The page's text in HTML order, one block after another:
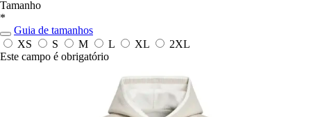
Tamanho
*
Guia de tamanhos
XS
S M L XL
2XL
Este campo é obrigatório